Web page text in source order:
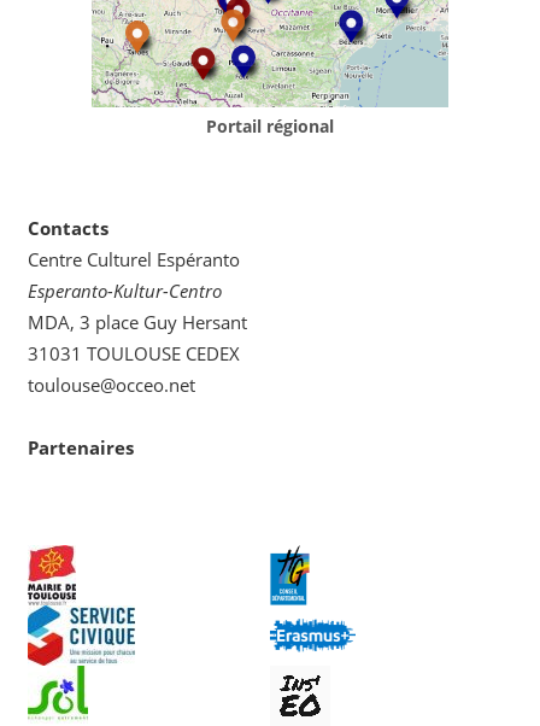
Portail régional
Contacts
Centre Culturel Espéranto
Esperanto-Kultur-Centro
MDA, 3 place Guy Hersant
31031 TOULOUSE CEDEX
toulouse@occeo.net
Partenaires